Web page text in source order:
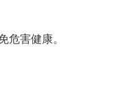
危害健康。